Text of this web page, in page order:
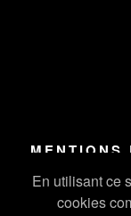
En utilisant ce
cookies
MENTIONS